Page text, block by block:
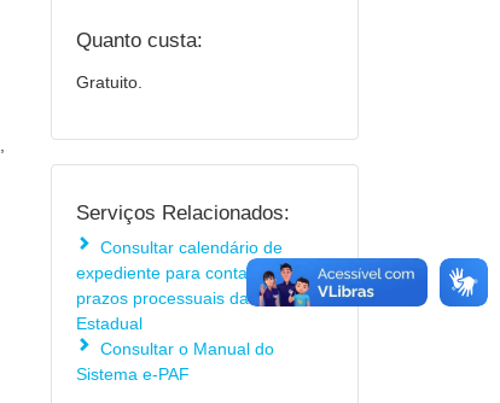
Quanto custa:
Gratuito.
Serviços Relacionados:
Consultar calendário de
expediente para contagem de
prazos processuais da Receita
Estadual
Consultar o Manual do
Sistema e-PAF